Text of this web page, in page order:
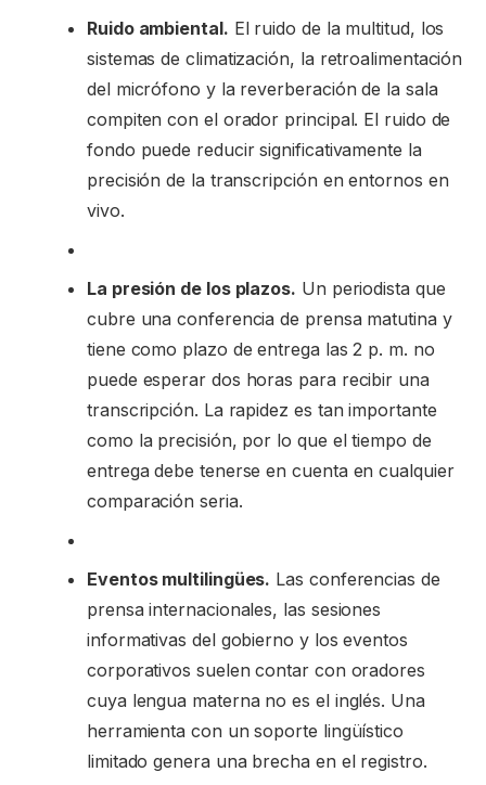
Ruido ambiental. El ruido de la multitud, los
sistemas de climatización, la retroalimentación
del micrófono y la reverberación de la sala
compiten con el orador principal. El ruido de
fondo puede reducir significativamente la
precisión de la transcripción en entornos en
vivo.
La presión de los plazos. Un periodista que
cubre una conferencia de prensa matutina y
tiene como plazo de entrega las 2 p. m. no
puede esperar dos horas para recibir una
transcripción. La rapidez es tan importante
como la precisión, por lo que el tiempo de
entrega debe tenerse en cuenta en cualquier
comparación seria.
Eventos multilingües. Las conferencias de
prensa internacionales, las sesiones
informativas del gobierno y los eventos
corporativos suelen contar con oradores
cuya lengua materna no es el inglés. Una
herramienta con un soporte lingüístico
limitado genera una brecha en el registro.